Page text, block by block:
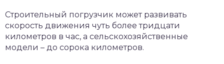
Строительный погрузчик может развивать
скорость движения чуть более тридцати
километров в час, а сельскохозяйственные
модели – до сорока километров.